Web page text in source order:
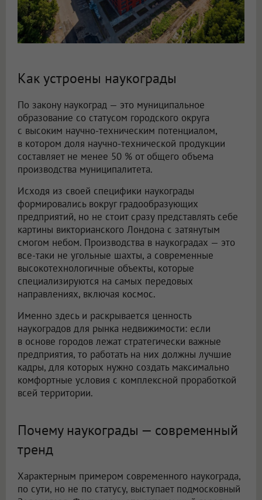
Как устроены наукограды
По закону наукоград — это муниципальное
образование со статусом городского округа
с высоким научно-техническим потенциалом,
в котором доля научно-технической продукции
составляет не менее 50 % от общего объема
производства муниципалитета.
Исходя из своей специфики наукограды
формировались вокруг градообразующих
предприятий, но не стоит сразу представлять себе
картины викторианского Лондона с затянутым
смогом небом. Производства в наукоградах — это
все-таки не угольные шахты, а современные
высокотехнологичные объекты, которые
специализируются на самых передовых
направлениях, включая космос.
Именно здесь и раскрывается ценность
наукоградов для рынка недвижимости: если
в основе городов лежат стратегически важные
предприятия, то работать на них должны лучшие
кадры, для которых нужно создать максимально
комфортные условия с комплексной проработкой
всей территории.
Почему наукограды — современный
тренд
Характерным примером современного наукограда,
по сути, но не по статусу, выступает подмосковный